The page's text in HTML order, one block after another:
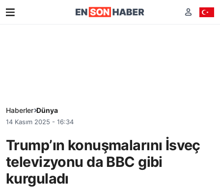
Haberler Dünya
14 Kasım 2025 - 16:34
Trump’ın konuşmalarını İsveç
televizyonu da BBC gibi
kurguladı